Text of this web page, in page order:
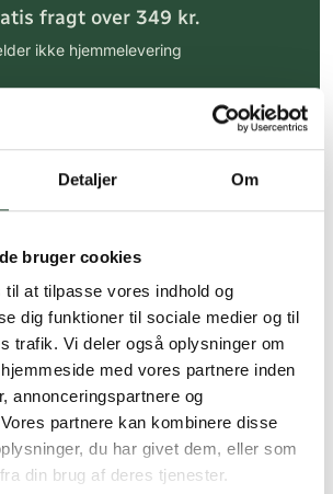
Detaljer Om
bruger cookies
at tilpasse vores indhold og
dig funktioner til sociale medier og til
trafik. Vi deler også oplysninger om
med vores partnere inden
annonceringspartnere og
partnere kan kombinere disse
du har givet dem, eller som
din brug af deres tjenester.
fragt over 349 kr.
ikke hjemmelevering
levering (30 min. i Kbh)
lave priser*
ikke ernæringsprodukter.
udvalg af kendte
et stort udvalg af kendte
vitaminer og andre spændende
– altid til fast lav pris.